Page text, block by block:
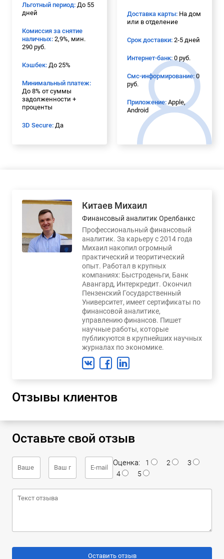
Льготный период: До 55
дней
Комиссия за снятие
наличных: 2,9%, мин.
290 руб.
Кэшбек: До 25%
Минимальный платеж:
До 8% от суммы
задолженности +
проценты
3D Secure: Да
Доставка карты: На дом
или в отделение
Срок доставки: 2-5 дней
Интернет-банк: 0 руб.
Смс-информирование: 0
руб.
Приложение: Apple,
Android
Китаев Михаил
Финансовый аналитик Орелбанкс
Профессиональный финансовый
аналитик. За карьеру с 2014 года
Михаил накопил огромный
практический и теоритический
опыт. Работал в крупных
компаниях: Быстроденьги, Банк
Авангард, Интеркредит. Окончил
Пензенский Государственный
Университет, имеет сертификаты по
финансовой аналитике,
управлению финансов. Пишет
научные работы, которые
публикуются в крупнейших научных
журналах по экономике.
Отзывы клиентов
Оставьте свой отзыв
Оценка: 1 2
3
4
5